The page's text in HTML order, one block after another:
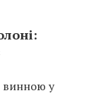
винною у